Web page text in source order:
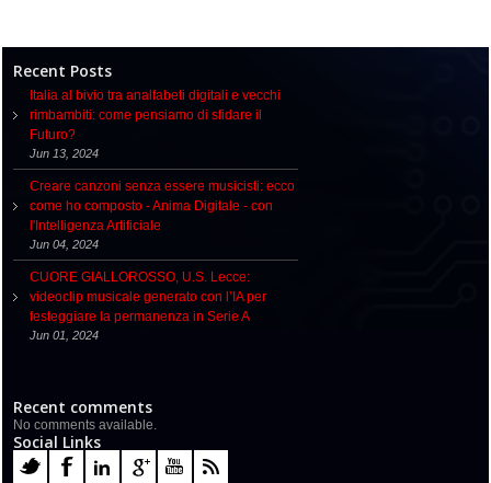
Recent Posts
Italia al bivio tra analfabeti digitali e vecchi
rimbambiti: come pensiamo di sfidare il
Futuro?
Jun 13, 2024
Creare canzoni senza essere musicisti: ecco
come ho composto - Anima Digitale - con
l'Intelligenza Artificiale
Jun 04, 2024
CUORE GIALLOROSSO, U.S. Lecce:
videoclip musicale generato con l’IA per
festeggiare la permanenza in Serie A
Jun 01, 2024
Recent comments
No comments available.
Social Links